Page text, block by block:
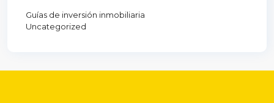
Guías de inversión inmobiliaria
Uncategorized